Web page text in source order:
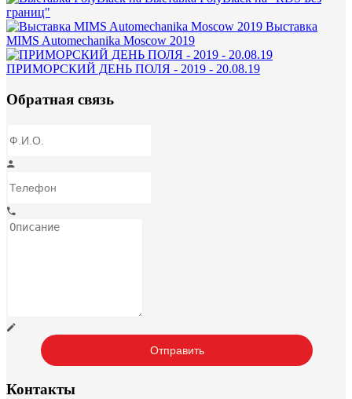
границ"
Выставка
MIMS Automechanika Moscow 2019
ПРИМОРСКИЙ ДЕНЬ ПОЛЯ - 2019 - 20.08.19
Обратная связь
Контакты